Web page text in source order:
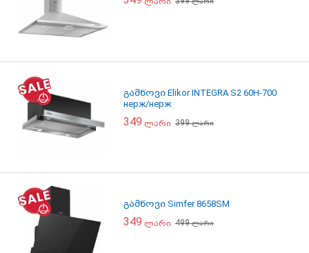
ლარი
გამწოვი Elikor INTEGRA S2 60H-700
нерж/нерж
349 ლარი 399ლარი
გამწოვი Simfer 8658SM
349 ლარი 499ლარი